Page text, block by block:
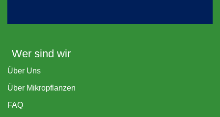
Wer sind wir
Über Uns
Über Mikropflanzen
FAQ